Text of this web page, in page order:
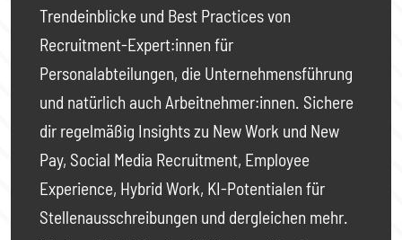
Trendeinblicke und Best Practices von
Recruitment-Expert:innen für
Personalabteilungen, die Unternehmensführung
und natürlich auch Arbeitnehmer:innen. Sichere
dir regelmäßig Insights zu New Work und New
Pay, Social Media Recruitment, Employee
Experience, Hybrid Work, KI-Potentialen für
Stellenausschreibungen und dergleichen mehr.